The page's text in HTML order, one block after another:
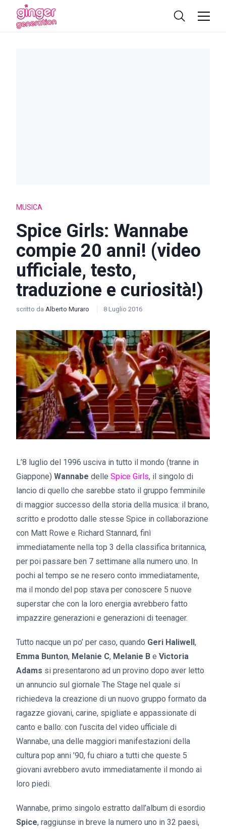
MUSICA
Spice Girls: Wannabe
compie 20 anni! (video
ufficiale, testo,
traduzione e curiosità!)
scritto da Alberto Muraro 8 Luglio 2016
L’8 luglio del 1996 usciva in tutto il mondo (tranne in
Giappone) Wannabe delle Spice Girls, il singolo di
lancio di quello che sarebbe stato il gruppo femminile
di maggior successo della storia della musica: il brano,
scritto e prodotto dalle stesse Spice in collaborazione
con Matt Rowe e Richard Stannard, finì
immediatamente nella top 3 della classifica britannica,
per poi passare ben 7 settimane alla numero uno. In
pochi al tempo se ne resero conto immediatamente,
ma il mondo del pop stava per conoscere 5 nuove
superstar che con la loro energia avrebbero fatto
impazzire generazioni e generazioni di teenager.
Tutto nacque un po’ per caso, quando Geri Haliwell,
Emma Bunton, Melanie C, Melanie B e Victoria
Adams si presentarono ad un provino dopo aver letto
un annuncio sul giornale The Stage nel quale si
richiedeva la creazione di un nuovo gruppo formato da
ragazze giovani, carine, spigliate e appassionate di
canto e ballo: con l’uscita del video ufficiale di
Wannabe, una delle maggiori manifestazioni della
cultura pop anni ’90, fu chiaro a tutti che queste 5
giovani avrebbero avuto immediatamente il mondo ai
loro piedi.
Wannabe, primo singolo estratto dall’album di esordio
Spice, raggiunse in breve la numero uno in 32 paesi,